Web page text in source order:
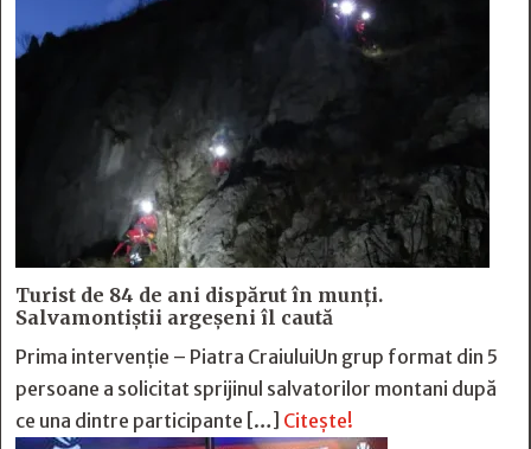
Turist de 84 de ani dispărut în munți.
Salvamontiștii argeșeni îl caută
Prima intervenție – Piatra CraiuluiUn grup format din 5
persoane a solicitat sprijinul salvatorilor montani după
ce una dintre participante […] Citește!